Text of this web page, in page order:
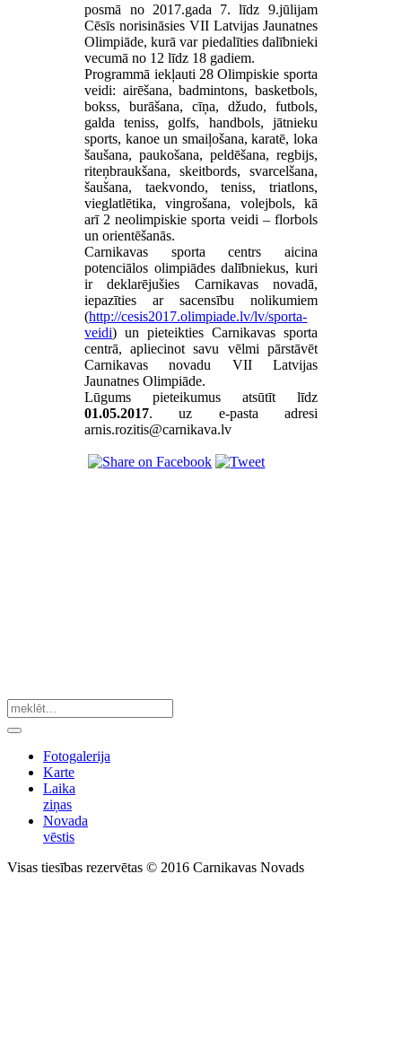
posmā no 2017.gada 7. līdz 9.jūlijam
Cēsīs norisināsies VII Latvijas Jaunatnes
Olimpiāde, kurā var piedalīties dalībnieki
vecumā no 12 līdz 18 gadiem.
Programmā iekļauti 28 Olimpiskie sporta
veidi: airēšana, badmintons, basketbols,
bokss, burāšana, cīņa, džudo, futbols,
galda teniss, golfs, handbols, jātnieku
sports, kanoe un smaiļošana, karatē, loka
šaušana, paukošana, peldēšana, regbijs,
riteņbraukšana, skeitbords, svarcelšana,
šaušana, taekvondo, teniss, triatlons,
vieglatlētika, vingrošana, volejbols, kā
arī 2 neolimpiskie sporta veidi – florbols
un orientēšanās.
Carnikavas sporta centrs aicina
potenciālos olimpiādes dalībniekus, kuri
ir deklarējušies Carnikavas novadā,
iepazīties ar sacensību nolikumiem
(http://cesis2017.olimpiade.lv/lv/sporta-
veidi) un pieteikties Carnikavas sporta
centrā, apliecinot savu vēlmi pārstāvēt
Carnikavas novadu VII Latvijas
Jaunatnes Olimpiāde.
Lūgums pieteikumus atsūtīt līdz
01.05.2017. uz e-pasta adresi
Fotogalerija
Karte
Laika
ziņas
Novada
vēstis
Visas tiesības rezervētas © 2016 Carnikavas Novads